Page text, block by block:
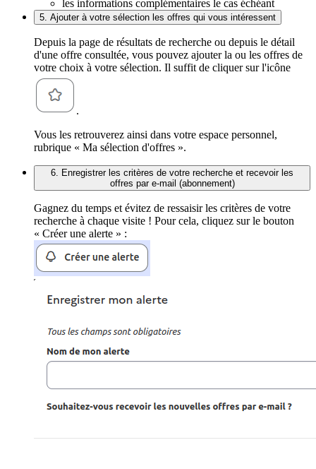
les informations complémentaires le cas échéant
5. Ajouter à votre sélection les offres qui vous intéressent
Depuis la page de résultats de recherche ou depuis le détail
d'une offre consultée, vous pouvez ajouter la ou les offres de
votre choix à votre sélection. Il suffit de cliquer sur l'icône
.
Vous les retrouverez ainsi dans votre espace personnel,
rubrique « Ma sélection d'offres ».
6. Enregistrer les critères de votre recherche et recevoir les
offres par e-mail (abonnement)
Gagnez du temps et évitez de ressaisir les critères de votre
recherche à chaque visite ! Pour cela, cliquez sur le bouton
« Créer une alerte » :